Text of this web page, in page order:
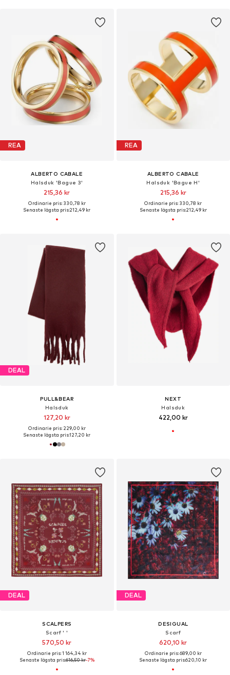
REA
ALBERTO CABALE
Halsduk 'Bague 3'
215,36 kr
Ordinarie pris: 330,78 kr
Senaste lägsta pris:212,49 kr
REA
ALBERTO CABALE
Halsduk 'Bague H'
215,36 kr
Ordinarie pris: 330,78 kr
Senaste lägsta pris:212,49 kr
DEAL
PULL&BEAR
Halsduk
127,20 kr
Ordinarie pris: 229,00 kr
Senaste lägsta pris:127,20 kr
NEXT
Halsduk
422,00 kr
DEAL
SCALPERS
Scarf ' '
570,50 kr
Ordinarie pris: 1 164,34 kr
Senaste lägsta pris:616,50 kr-7%
DEAL
DESIGUAL
Scarf
620,10 kr
Ordinarie pris: 689,00 kr
Senaste lägsta pris:620,10 kr